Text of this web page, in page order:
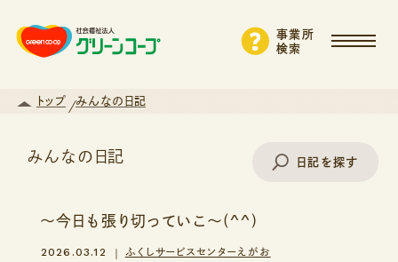
事業所
検索
トップ みんなの日記
みんなの日記 日記を探す
～今日も張り切っていこ～(^^)
2026.03.12 ふくしサービスセンターえがお